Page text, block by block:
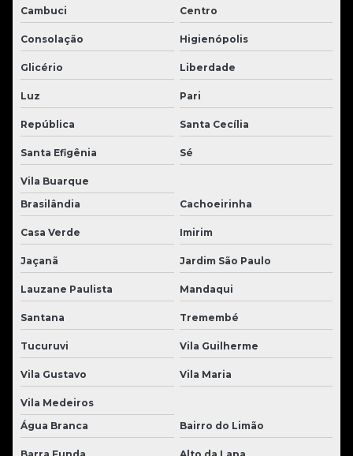
Cambuci Centro
Consolação Higienópolis
Glicério Liberdade
Luz Pari
República Santa Cecília
Santa Efigênia Sé
Vila Buarque
Brasilândia
Cachoeirinha
Casa Verde Imirim
Jaçanã Jardim São Paulo
Lauzane Paulista Mandaqui
Santana Tremembé
Tucuruvi Vila Guilherme
Vila Gustavo Vila Maria
Vila Medeiros
Água Branca
Bairro do Limão